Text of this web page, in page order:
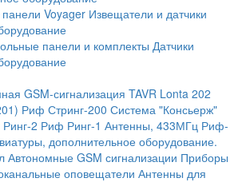
Voyager Извещатели и датчики
панели и комплекты Датчики
GSM-сигнализация TAVR Lonta 202
Риф Стринг-200 Система "Консьерж"
2 Риф Ринг-1 Антенны, 433МГц Риф-
дополнительное оборудование.
Автономные GSM сигнализации Приборы
оповещатели Антенны для